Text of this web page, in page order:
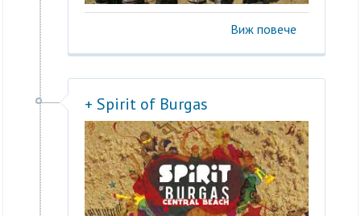
Виж повече
+ Spirit of Burgas